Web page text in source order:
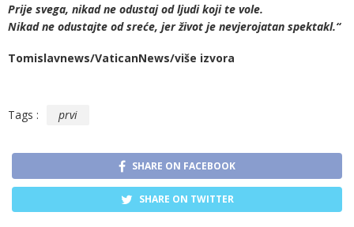
Prije svega, nikad ne odustaj od ljudi koji te vole.
Nikad ne odustajte od sreće, jer život je nevjerojatan spektakl.“
Tomislavnews/VaticanNews/više izvora
Tags : prvi
SHARE ON FACEBOOK
SHARE ON TWITTER